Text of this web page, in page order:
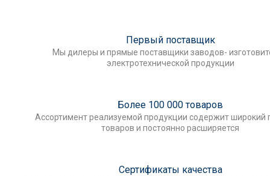
Первый поставщик
Мы дилеры и прямые поставщики заводов-
электротехнической продукции
Более 100 000 товаров
Ассортимент реализуемой продукции содержит широкий
товаров и постоянно расширяется
Сертификаты качества